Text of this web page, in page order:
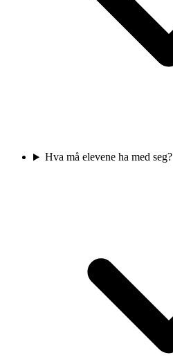
Hva må elevene ha med seg?